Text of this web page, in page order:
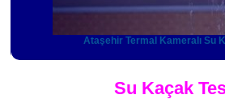
Ataşehir Termal Kameralı Su
Su Kaçak